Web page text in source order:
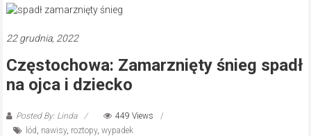
22 grudnia, 2022
Częstochowa: Zamarznięty śnieg spadł
na ojca i dziecko
Posted By: Linda
449 Views
lód, nawisy, roztopy, wypadek